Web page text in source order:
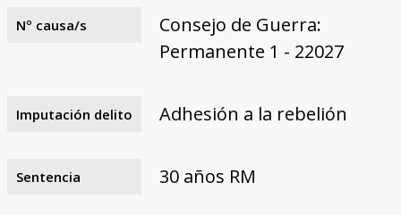
Nº causa/s
Consejo de Guerra:
Permanente 1 - 22027
Imputación delito Adhesión a la rebelión
Sentencia 30 años RM